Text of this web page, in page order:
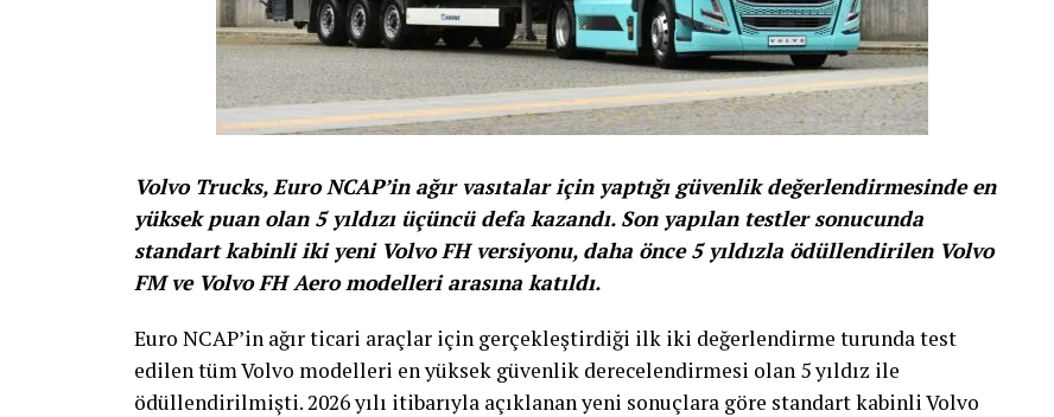
Volvo Trucks, Euro NCAP’in ağır vasıtalar için yaptığı güvenlik değerlendirmesinde en
yüksek puan olan 5 yıldızı üçüncü defa kazandı. Son yapılan testler sonucunda
standart kabinli iki yeni Volvo FH versiyonu, daha önce 5 yıldızla ödüllendirilen Volvo
FM ve Volvo FH Aero modelleri arasına katıldı.
Euro NCAP’in ağır ticari araçlar için gerçekleştirdiği ilk iki değerlendirme turunda test
edilen tüm Volvo modelleri en yüksek güvenlik derecelendirmesi olan 5 yıldız ile
ödüllendirilmişti. 2026 yılı itibarıyla açıklanan yeni sonuçlara göre standart kabinli Volvo